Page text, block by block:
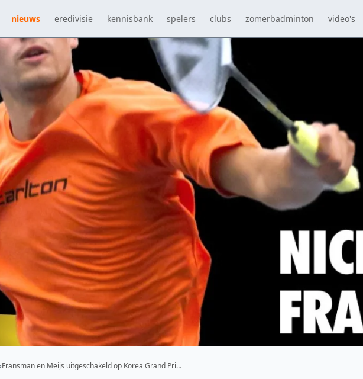
nieuws eredivisie kennisbank spelers clubs zomerbadminton video's
Fransman en Meijs uitgeschakeld op Korea Grand Pri…